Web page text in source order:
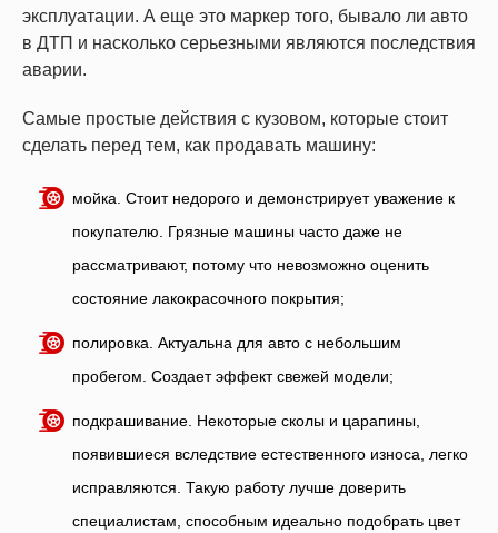
эксплуатации. А еще это маркер того, бывало ли авто
в ДТП и насколько серьезными являются последствия
аварии.
Самые простые действия с кузовом, которые стоит
сделать перед тем, как продавать машину:
мойка. Стоит недорого и демонстрирует уважение к
покупателю. Грязные машины часто даже не
рассматривают, потому что невозможно оценить
состояние лакокрасочного покрытия;
полировка. Актуальна для авто с небольшим
пробегом. Создает эффект свежей модели;
подкрашивание. Некоторые сколы и царапины,
появившиеся вследствие естественного износа, легко
исправляются. Такую работу лучше доверить
специалистам, способным идеально подобрать цвет